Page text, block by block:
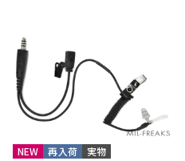
NEW 再入荷 実物